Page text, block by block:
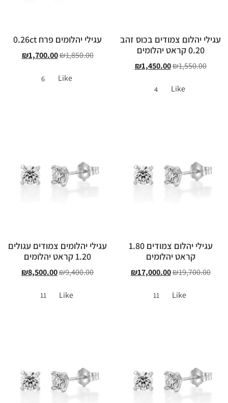
עגילי יהלום צמודים בכוס זהב
0.20 קראט יהלומים
₪1,550.00
₪1,450.00
Like
4
עגילי יהלומים פרח 0.26ct
₪1,850.00
₪1,700.00
Like
6
עגילי יהלום צמודים 1.80
קראט יהלומים
₪19,700.00
₪17,000.00
Like
11
עגילי יהלומים צמודים עגולים
1.20 קראט יהלומים
₪9,400.00
₪8,500.00
Like
11